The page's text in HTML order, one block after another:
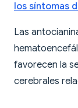
los síntomas
Las
favorecen la
cerebrales